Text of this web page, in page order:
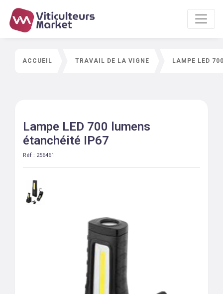
ACCUEIL TRAVAIL DE LA VIGNE LAMPE LED
Lampe LED 700 lumens
étanchéité IP67
Réf : 256461